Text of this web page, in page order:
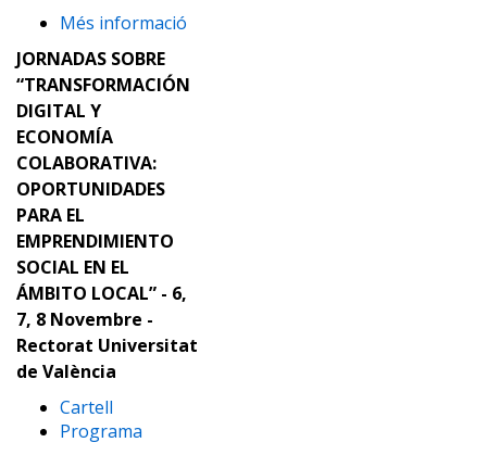
Més informació
JORNADAS SOBRE
“TRANSFORMACIÓN
DIGITAL Y
ECONOMÍA
COLABORATIVA:
OPORTUNIDADES
PARA EL
EMPRENDIMIENTO
SOCIAL EN EL
ÁMBITO LOCAL” - 6,
7, 8 Novembre -
Rectorat Universitat
de València
Cartell
Programa